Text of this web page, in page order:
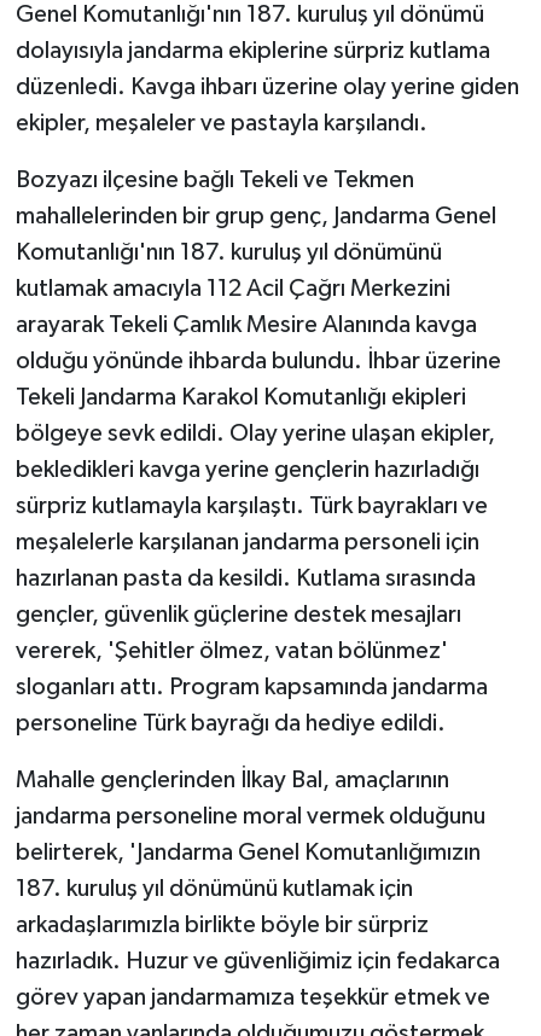
Genel Komutanlığı'nın 187. kuruluş yıl dönümü
dolayısıyla jandarma ekiplerine sürpriz kutlama
düzenledi. Kavga ihbarı üzerine olay yerine giden
ekipler, meşaleler ve pastayla karşılandı.
Bozyazı ilçesine bağlı Tekeli ve Tekmen
mahallelerinden bir grup genç, Jandarma Genel
Komutanlığı'nın 187. kuruluş yıl dönümünü
kutlamak amacıyla 112 Acil Çağrı Merkezini
arayarak Tekeli Çamlık Mesire Alanında kavga
olduğu yönünde ihbarda bulundu. İhbar üzerine
Tekeli Jandarma Karakol Komutanlığı ekipleri
bölgeye sevk edildi. Olay yerine ulaşan ekipler,
bekledikleri kavga yerine gençlerin hazırladığı
sürpriz kutlamayla karşılaştı. Türk bayrakları ve
meşalelerle karşılanan jandarma personeli için
hazırlanan pasta da kesildi. Kutlama sırasında
gençler, güvenlik güçlerine destek mesajları
vererek, 'Şehitler ölmez, vatan bölünmez'
sloganları attı. Program kapsamında jandarma
personeline Türk bayrağı da hediye edildi.
Mahalle gençlerinden İlkay Bal, amaçlarının
jandarma personeline moral vermek olduğunu
belirterek, 'Jandarma Genel Komutanlığımızın
187. kuruluş yıl dönümünü kutlamak için
arkadaşlarımızla birlikte böyle bir sürpriz
hazırladık. Huzur ve güvenliğimiz için fedakarca
görev yapan jandarmamıza teşekkür etmek ve
SAĞLIK
Spor
Teknoloji
Türkiye
Yerel
İletişim
Künye